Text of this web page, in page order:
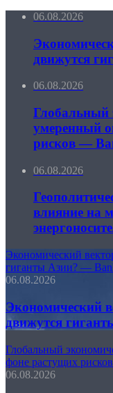
06.08.2026
движутся
06.08.2026
Глобальный
умеренный
рисков —
06.08.2026
влияние на
Экономический
гиганты Азии? —
06.08.2026
Экономический
движутся
Глобальный
фоне растущих
06.08.2026